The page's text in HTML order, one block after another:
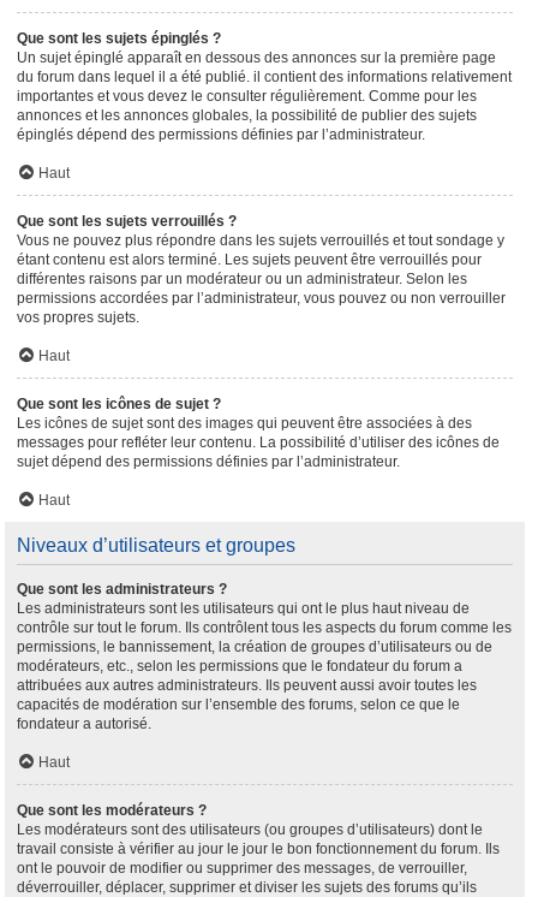
Que sont les sujets épinglés ?
Un sujet épinglé apparaît en dessous des annonces sur la première page
du forum dans lequel il a été publié. il contient des informations relativement
importantes et vous devez le consulter régulièrement. Comme pour les
annonces et les annonces globales, la possibilité de publier des sujets
épinglés dépend des permissions définies par l’administrateur.
Haut
Que sont les sujets verrouillés ?
Vous ne pouvez plus répondre dans les sujets verrouillés et tout sondage y
étant contenu est alors terminé. Les sujets peuvent être verrouillés pour
différentes raisons par un modérateur ou un administrateur. Selon les
permissions accordées par l’administrateur, vous pouvez ou non verrouiller
vos propres sujets.
Haut
Que sont les icônes de sujet ?
Les icônes de sujet sont des images qui peuvent être associées à des
messages pour refléter leur contenu. La possibilité d’utiliser des icônes de
sujet dépend des permissions définies par l’administrateur.
Haut
Niveaux d’utilisateurs et groupes
Que sont les administrateurs ?
Les administrateurs sont les utilisateurs qui ont le plus haut niveau de
contrôle sur tout le forum. Ils contrôlent tous les aspects du forum comme les
permissions, le bannissement, la création de groupes d’utilisateurs ou de
modérateurs, etc., selon les permissions que le fondateur du forum a
attribuées aux autres administrateurs. Ils peuvent aussi avoir toutes les
capacités de modération sur l’ensemble des forums, selon ce que le
fondateur a autorisé.
Haut
Que sont les modérateurs ?
Les modérateurs sont des utilisateurs (ou groupes d’utilisateurs) dont le
travail consiste à vérifier au jour le jour le bon fonctionnement du forum. Ils
ont le pouvoir de modifier ou supprimer des messages, de verrouiller,
déverrouiller, déplacer, supprimer et diviser les sujets des forums qu’ils